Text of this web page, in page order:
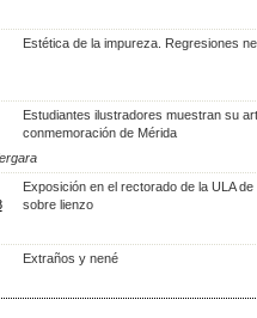
Estética de la impureza. Regresiones
Estudiantes ilustradores muestran su
conmemoración de Mérida
Exposición en el rectorado de la ULA de
sobre lienzo
Extraños y nené